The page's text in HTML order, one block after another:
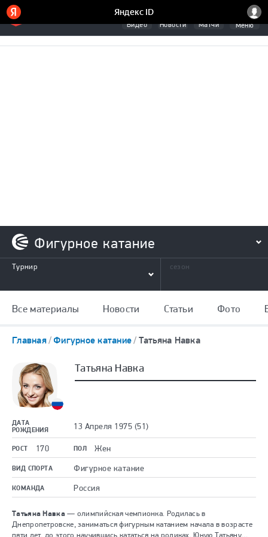
Видео Новости Матчи Меню
Фигурное катание
Турнир сезон
Все материалы Новости Статьи Фото
Главная Фигурное катание Татьяна Навка
Татьяна Навка
ДАТА
РОЖДЕНИЯ
13 Апреля 1975 (51)
РОСТ 170 ПОЛ Жен
ВИД СПОРТА Фигурное катание
КОМАНДА Россия
Татьяна Навка— олимпийская чемпионка. Родилась в
Днепропетровске, заниматься фигурным катанием начала в возрасте
пяти лет, до этого научившись кататься на роликах. Юную Татьяну